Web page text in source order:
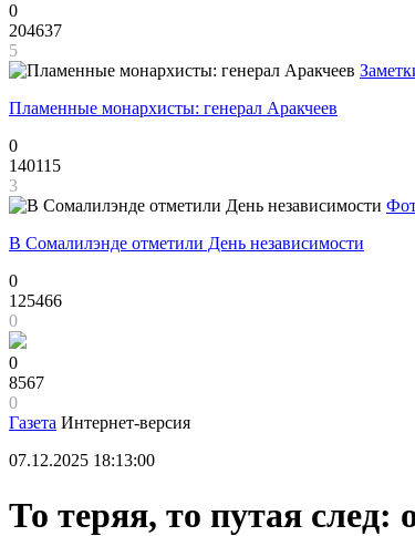
0
204637
5
Пламенные монархисты: генерал Аракчеев
0
140115
3
В Сомалилэнде отметили День независимости
0
125466
0
0
8567
0
Газета Интернет-версия
07.12.2025 18:13:00
То теряя, то путая след: